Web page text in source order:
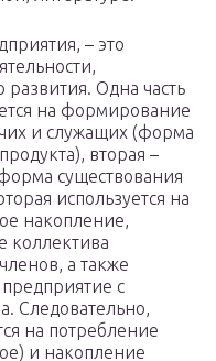
– это
развития. Одна часть
на формирование
и служащих (форма
вторая –
существования
используется на
накопление,
коллектива
а также
с
Следовательно,
на потребление
и накопление